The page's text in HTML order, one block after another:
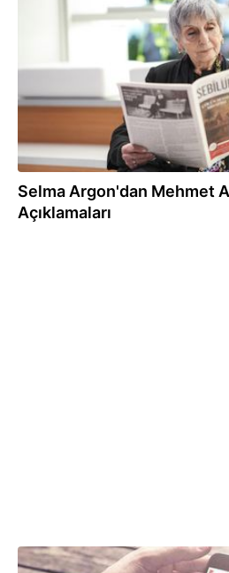
Selma Argon'dan Mehmet
Açıklamaları
18.05.2024